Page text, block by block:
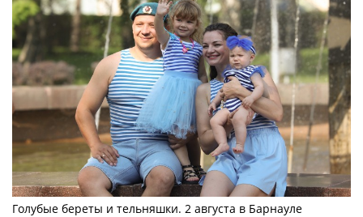
Голубые береты и тельняшки. 2 августа в Барнауле